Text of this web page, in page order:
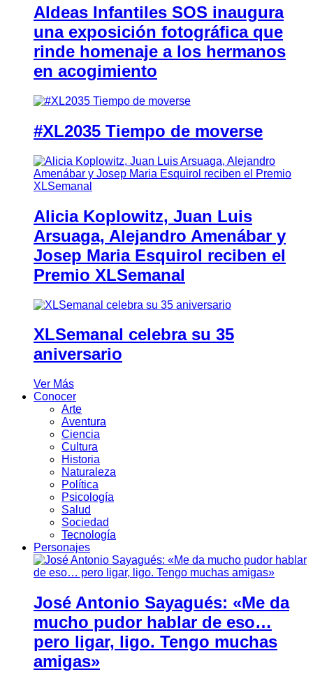
Aldeas Infantiles SOS inaugura
una exposición fotográfica que
rinde homenaje a los hermanos
en acogimiento
#XL2035 Tiempo de moverse
Alicia Koplowitz, Juan Luis
Arsuaga, Alejandro Amenábar y
Josep Maria Esquirol reciben el
Premio XLSemanal
XLSemanal celebra su 35
aniversario
Ver Más
Conocer
Arte
Aventura
Ciencia
Cultura
Historia
Naturaleza
Política
Psicología
Salud
Sociedad
Tecnología
Personajes
José Antonio Sayagués: «Me da
mucho pudor hablar de eso…
pero ligar, ligo. Tengo muchas
amigas»